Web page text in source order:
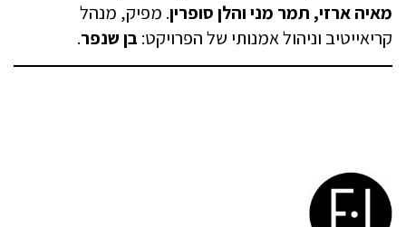
מאיה ארזי, תמר מני והלן סופרין. מפיק, מנהל
קריאייטיב וניהול אמנותי של הפרויקט: בן שנפר.